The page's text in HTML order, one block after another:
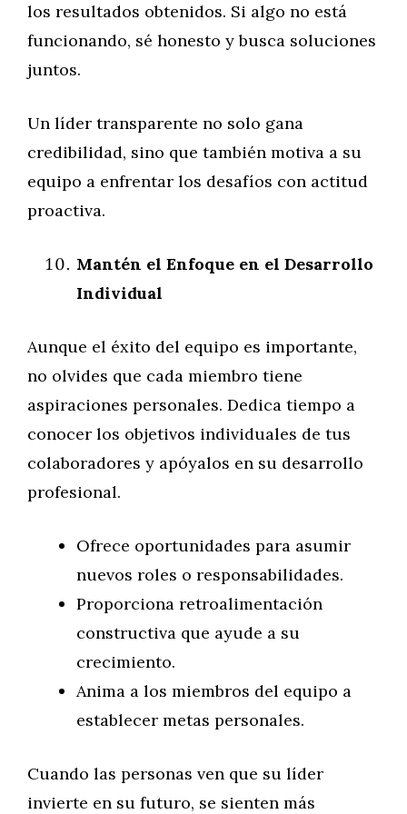
los resultados obtenidos. Si algo no está
funcionando, sé honesto y busca soluciones
juntos.
Un líder transparente no solo gana
credibilidad, sino que también motiva a su
equipo a enfrentar los desafíos con actitud
proactiva.
Mantén el Enfoque en el Desarrollo
Individual
Aunque el éxito del equipo es importante,
no olvides que cada miembro tiene
aspiraciones personales. Dedica tiempo a
conocer los objetivos individuales de tus
colaboradores y apóyalos en su desarrollo
profesional.
Ofrece oportunidades para asumir
nuevos roles o responsabilidades.
Proporciona retroalimentación
constructiva que ayude a su
crecimiento.
Anima a los miembros del equipo a
establecer metas personales.
Cuando las personas ven que su líder
invierte en su futuro, se sienten más